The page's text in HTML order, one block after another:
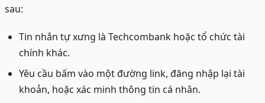
sau:
Tin nhắn tự xưng là Techcombank hoặc tổ chức tài
chính khác.
Yêu cầu bấm vào một đường link, đăng nhập lại tài
khoản, hoặc xác minh thông tin cá nhân.